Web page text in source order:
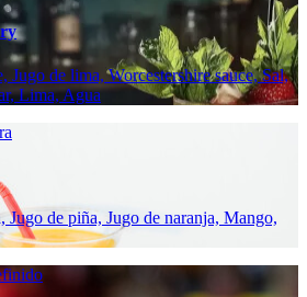
Jugo de lima, Worcestershire sauce, Sal,
Lima, Agua
Jugo de piña, Jugo de naranja, Mango,